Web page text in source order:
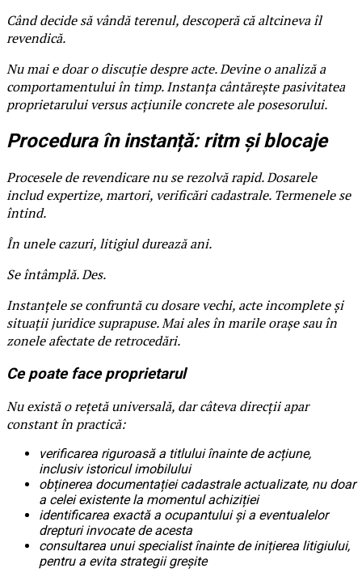
Când decide să vândă terenul, descoperă că altcineva îl
revendică.
Nu mai e doar o discuție despre acte. Devine o analiză a
comportamentului în timp. Instanța cântărește pasivitatea
proprietarului versus acțiunile concrete ale posesorului.
Procedura în instanță: ritm și blocaje
Procesele de revendicare nu se rezolvă rapid. Dosarele
includ expertize, martori, verificări cadastrale. Termenele se
întind.
În unele cazuri, litigiul durează ani.
Se întâmplă. Des.
Instanțele se confruntă cu dosare vechi, acte incomplete și
situații juridice suprapuse. Mai ales în marile orașe sau în
zonele afectate de retrocedări.
Ce poate face proprietarul
Nu există o rețetă universală, dar câteva direcții apar
constant în practică:
verificarea riguroasă a titlului înainte de acțiune,
inclusiv istoricul imobilului
obținerea documentației cadastrale actualizate, nu doar
a celei existente la momentul achiziției
identificarea exactă a ocupantului și a eventualelor
drepturi invocate de acesta
consultarea unui specialist înainte de inițierea litigiului,
pentru a evita strategii greșite